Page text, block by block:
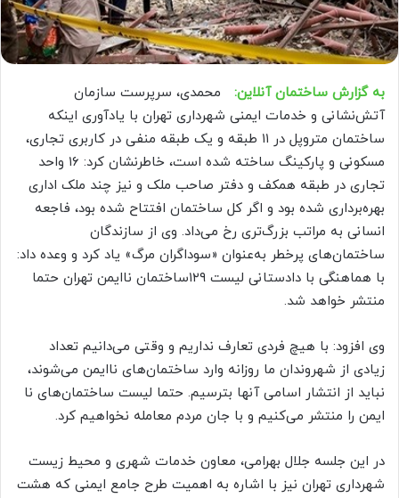
به گزارش ساختمان آنلاین:
محمدی، سرپرست سازمان
آتش‌‌نشانی و خدمات ایمنی شهرداری تهران با یادآوری اینکه
ساختمان متروپل در ۱۱ طبقه و یک طبقه منفی در کاربری تجاری،
مسکونی و پارکینگ ساخته شده است، خاطرنشان کرد: ۱۶ واحد
تجاری در طبقه همکف و دفتر صاحب ملک و نیز چند ملک اداری
بهره‌‌برداری شده بود و اگر کل ساختمان افتتاح شده بود، فاجعه
انسانی به مراتب بزرگ‌تری رخ می‌داد. وی از سازندگان
ساختمان‌های پرخطر به‌عنوان «سوداگران مرگ» یاد کرد و وعده داد:
با هماهنگی با دادستانی لیست ۱۲۹ساختمان ناایمن تهران حتما
منتشر خواهد شد.
وی افزود: با هیچ فردی تعارف نداریم و وقتی می‌‌دانیم تعداد
زیادی از شهروندان ما روزانه وارد ساختمان‌های ناایمن می‌‌شوند،
نباید از انتشار اسامی آنها بترسیم. حتما لیست ساختمان‌های نا
ایمن را منتشر می‌کنیم و با جان مردم معامله نخواهیم کرد.
در این جلسه جلال بهرامی، معاون خدمات شهری و محیط زیست
شهرداری تهران نیز با اشاره به اهمیت طرح جامع ایمنی که هشت